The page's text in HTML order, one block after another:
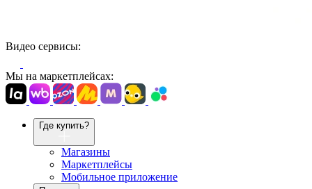
Видео сервисы:
Мы на маркетплейсах:
Где купить?
Магазины
Маркетплейсы
Мобильное приложение